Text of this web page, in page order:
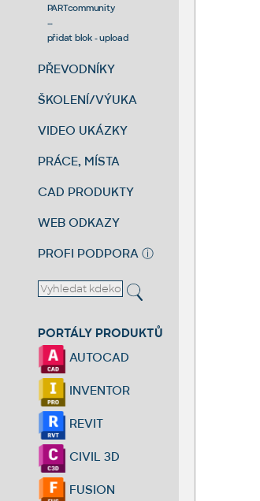
PARTcommunity
--
přidat blok - upload
PŘEVODNÍKY
ŠKOLENÍ/VÝUKA
VIDEO UKÁZKY
PRÁCE, MÍSTA
CAD PRODUKTY
WEB ODKAZY
PROFI PODPORA ⓘ
PORTÁLY PRODUKTŮ
AUTOCAD
INVENTOR
REVIT
CIVIL 3D
FUSION